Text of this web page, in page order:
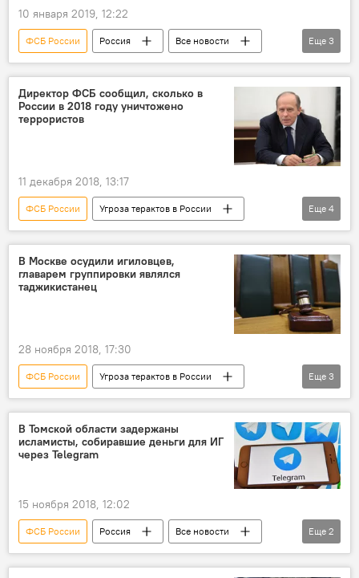
10 января 2019, 12:22
ФСБ России Россия
Все новости
Центральная Азия
наркотики
Происшествия, ЧП, криминал
Еще 3
Директор ФСБ сообщил, сколько в
России в 2018 году уничтожено
террористов
11 декабря 2018, 13:17
ФСБ России
Угроза терактов в России
Россия
Все новости
Александр Бортников
терроризм
Еще 4
В Москве осудили игиловцев,
главарем группировки являлся
таджикистанец
28 ноября 2018, 17:30
ФСБ России
Угроза терактов в России
Россия
Все новости ИГИЛ
Еще 3
В Томской области задержаны
исламисты, собиравшие деньги для ИГ
через Telegram
15 ноября 2018, 12:02
ФСБ России Россия
Все новости
Угроза терактов в России
ИГИЛ
Еще 2